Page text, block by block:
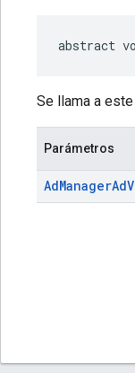
abstract
Se llama a
Parámetros
AdManagerAd